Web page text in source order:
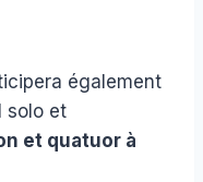
également
solo et
et quatuor à